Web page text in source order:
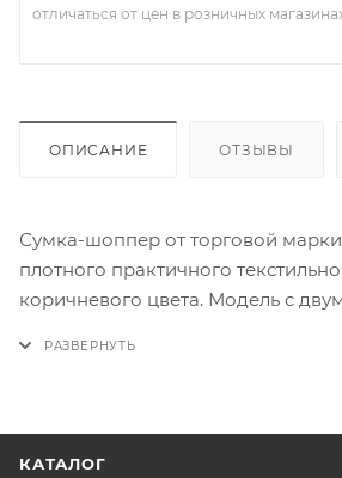
отличаться от цен в розничных
ОПИСАНИЕ ОТЗЫВЫ
Сумка-шоппер от торговой
плотного практичного
коричневого цвета. Модель с
КАТАЛОГ